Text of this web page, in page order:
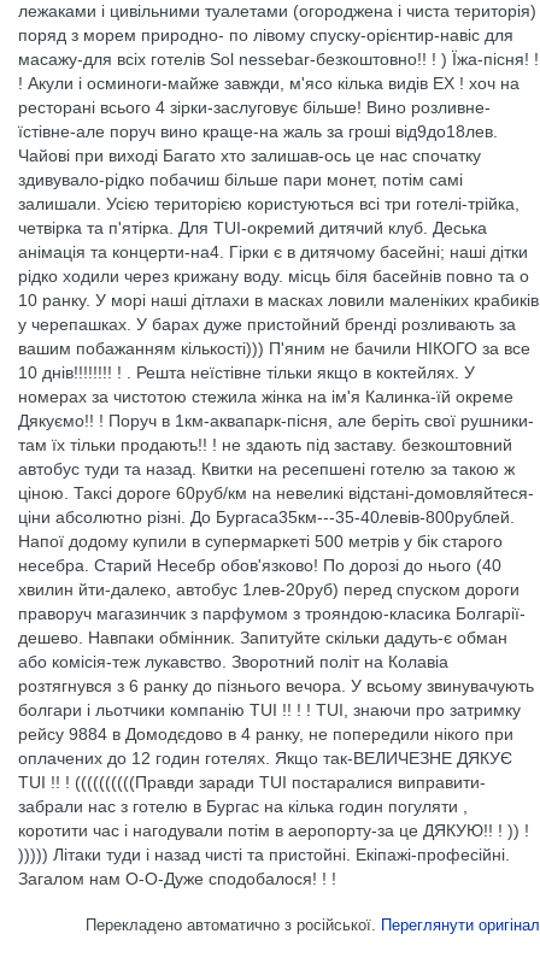
лежаками і цивільними туалетами (огороджена і чиста територія)
поряд з морем природно- по лівому спуску-орієнтир-навіс для
масажу-для всіх готелів Sol nessebar-безкоштовно!! ! ) Їжа-пісня! !
! Акули і осминоги-майже завжди, м'ясо кілька видів ЕХ ! хоч на
ресторані всього 4 зірки-заслуговує більше! Вино розливне-
їстівне-але поруч вино краще-на жаль за гроші від9до18лев.
Чайові при виході Багато хто залишав-ось це нас спочатку
здивувало-рідко побачиш більше пари монет, потім самі
залишали. Усією територією користуються всі три готелі-трійка,
четвірка та п'ятірка. Для TUI-окремий дитячий клуб. Деська
анімація та концерти-на4. Гірки є в дитячому басейні; наші дітки
рідко ходили через крижану воду. місць біля басейнів повно та о
10 ранку. У морі наші дітлахи в масках ловили маленіких крабиків
у черепашках. У барах дуже пристойний бренді розливають за
вашим побажанням кількості))) П'яним не бачили НІКОГО за все
10 днів!!!!!!!! ! . Решта неїстівне тільки якщо в коктейлях. У
номерах за чистотою стежила жінка на ім'я Калинка-їй окреме
Дякуємо!! ! Поруч в 1км-аквапарк-пісня, але беріть свої рушники-
там їх тільки продають!! ! не здають під заставу. безкоштовний
автобус туди та назад. Квитки на ресепшені готелю за такою ж
ціною. Таксі дороге 60руб/км на невеликі відстані-домовляйтеся-
ціни абсолютно різні. До Бургаса35км---35-40левів-800рублей.
Напої додому купили в супермаркеті 500 метрів у бік старого
несебра. Старий Несебр обов'язково! По дорозі до нього (40
хвилин йти-далеко, автобус 1лев-20руб) перед спуском дороги
праворуч магазинчик з парфумом з трояндою-класика Болгарії-
дешево. Навпаки обмінник. Запитуйте скільки дадуть-є обман
або комісія-теж лукавство. Зворотний політ на Колавіа
розтягнувся з 6 ранку до пізнього вечора. У всьому звинувачують
болгари і льотчики компанію TUI !! ! ! TUI, знаючи про затримку
рейсу 9884 в Домодєдово в 4 ранку, не попередили нікого при
оплачених до 12 годин готелях. Якщо так-ВЕЛИЧЕЗНЕ ДЯКУЄ
TUI !! ! ((((((((((Правди заради TUI постаралися виправити-
забрали нас з готелю в Бургас на кілька годин погуляти ,
коротити час і нагодували потім в аеропорту-за це ДЯКУЮ!! ! )) !
))))) Літаки туди і назад чисті та пристойні. Екіпажі-професійні.
Загалом нам О-О-Дуже сподобалося! ! !
Перекладено автоматично з російської. Переглянути оригінал